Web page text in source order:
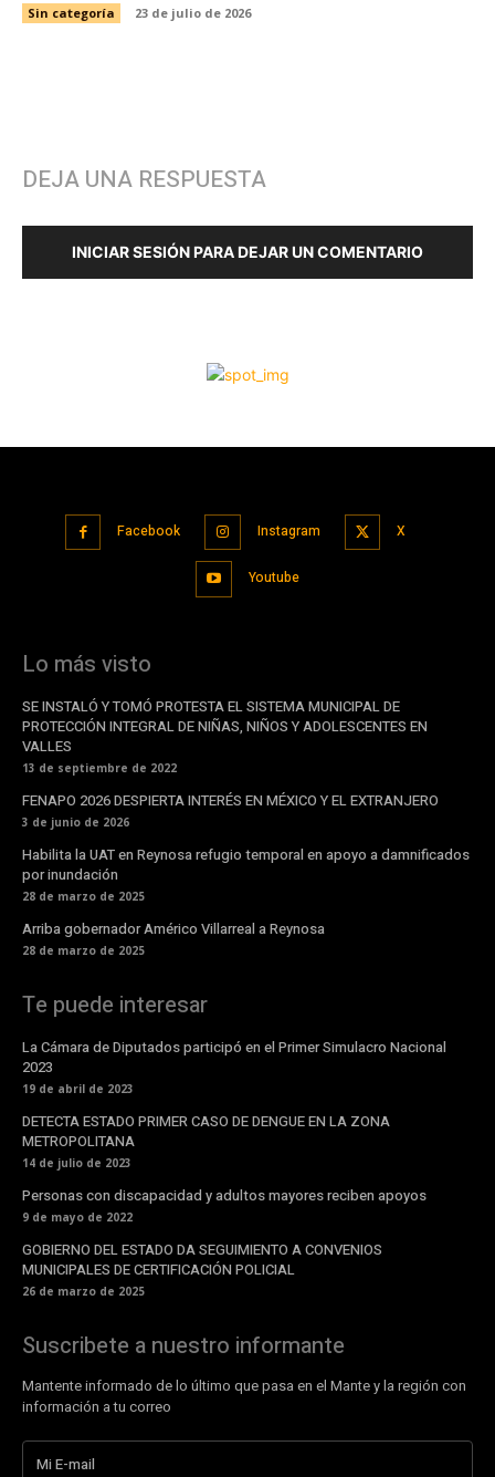
Facebook Instagram X
Youtube
Lo más visto
SE INSTALÓ Y TOMÓ PROTESTA EL SISTEMA MUNICIPAL DE
PROTECCIÓN INTEGRAL DE NIÑAS, NIÑOS Y ADOLESCENTES EN
VALLES
13 de septiembre de 2022
FENAPO 2026 DESPIERTA INTERÉS EN MÉXICO Y EL EXTRANJERO
3 de junio de 2026
Habilita la UAT en Reynosa refugio temporal en apoyo a damnificados
por inundación
28 de marzo de 2025
Arriba gobernador Américo Villarreal a Reynosa
28 de marzo de 2025
Te puede interesar
La Cámara de Diputados participó en el Primer Simulacro Nacional
2023
19 de abril de 2023
DETECTA ESTADO PRIMER CASO DE DENGUE EN LA ZONA
METROPOLITANA
14 de julio de 2023
Personas con discapacidad y adultos mayores reciben apoyos
9 de mayo de 2022
GOBIERNO DEL ESTADO DA SEGUIMIENTO A CONVENIOS
MUNICIPALES DE CERTIFICACIÓN POLICIAL
26 de marzo de 2025
Suscribete a nuestro informante
Mantente informado de lo último que pasa en el Mante y la región con
información a tu correo